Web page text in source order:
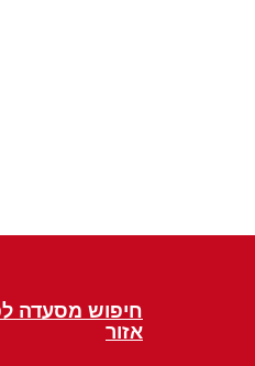
חיפוש מסעדה
אזור